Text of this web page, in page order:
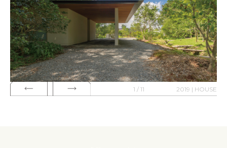
1 / 11 2019 | HOUSE